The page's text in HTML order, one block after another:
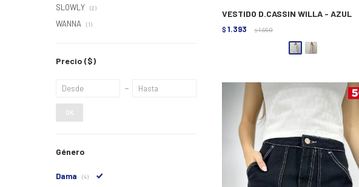
VESTIDO D.CASSIN WILLA - AZUL
$ 1.393 $ 1.990
SLOWLY (2)
WANNA (1)
Precio ($)
OK
Género
Dama (4)